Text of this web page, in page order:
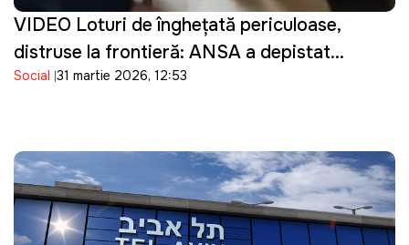
VIDEO Loturi de înghețată periculoase,
distruse la frontieră: ANSA a depistat
bacterii în produsele importate
Social 31 martie 2026, 12:53